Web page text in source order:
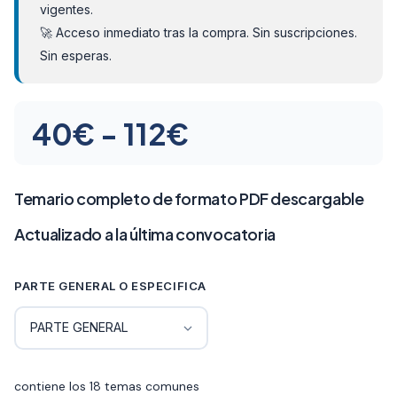
vigentes.
🚀 Acceso inmediato tras la compra. Sin suscripciones.
Sin esperas.
40€ - 112€
precios:
desde
40€
hasta
112€
Temario completo de formato PDF descargable
Actualizado a la última convocatoria
PARTE GENERAL O ESPECIFICA
contiene los 18 temas comunes